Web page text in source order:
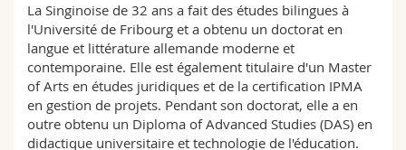
La Singinoise de 32 ans a fait des études bilingues à
l'Université de Fribourg et a obtenu un doctorat en
langue et littérature allemande moderne et
contemporaine. Elle est également titulaire d'un Master
of Arts en études juridiques et de la certification IPMA
en gestion de projets. Pendant son doctorat, elle a en
outre obtenu un Diploma of Advanced Studies (DAS) en
didactique universitaire et technologie de l'éducation.